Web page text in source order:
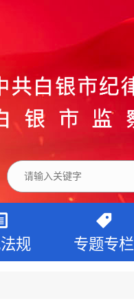
规 专题专栏